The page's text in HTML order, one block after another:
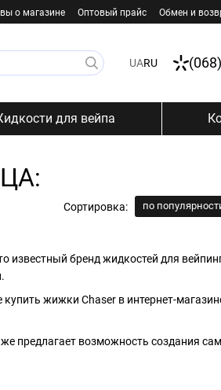
о магазине Оптовый прайс Обмен и
UARU
для вейпа
Сортировка: по
известный бренд жидкостей для
жижки Chaser в интернет-
предлагает возможность создания